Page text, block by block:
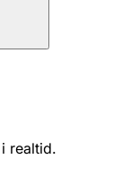
realtid.